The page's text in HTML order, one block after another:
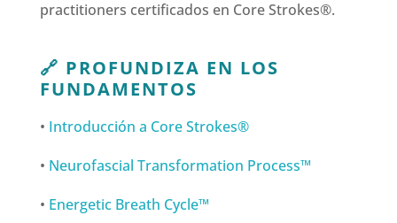
practitioners certificados en Core Strokes®.
🔗 PROFUNDIZA EN LOS
FUNDAMENTOS
• Introducción a Core Strokes®
• Neurofascial Transformation Process™
• Energetic Breath Cycle™